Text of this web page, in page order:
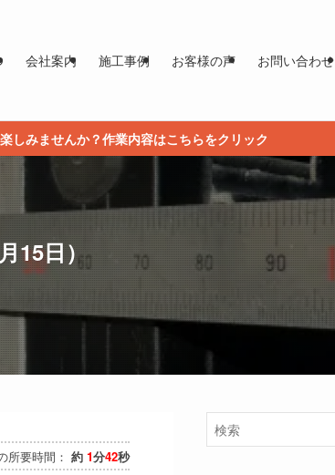
会社案内 施工事例 お客様の声 お問い合わせ
しみませんか？作業内容はこちらをクリック
15日）
所要時間： 約 1分42秒